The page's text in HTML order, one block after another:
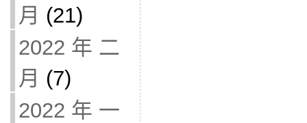
月 (21)
2022 年 二
月 (7)
2022 年 一